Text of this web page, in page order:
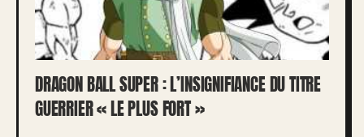
DRAGON BALL SUPER : L’INSIGNIFIANCE DU TITRE
GUERRIER « LE PLUS FORT »